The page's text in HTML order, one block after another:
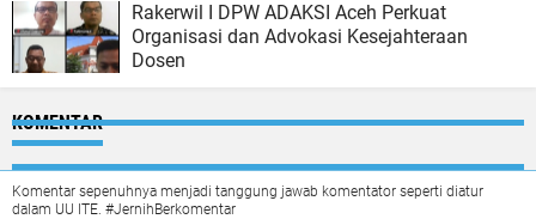
Rakerwil I DPW ADAKSI Aceh Perkuat
Organisasi dan Advokasi Kesejahteraan
Dosen
KOMENTAR
Komentar sepenuhnya menjadi tanggung jawab komentator seperti diatur
dalam UU ITE. #JernihBerkomentar